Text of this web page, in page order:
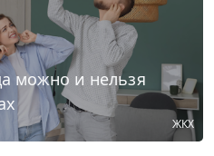
можно и нельзя
ЖКХ